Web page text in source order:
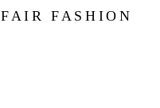
FAIR FASHION